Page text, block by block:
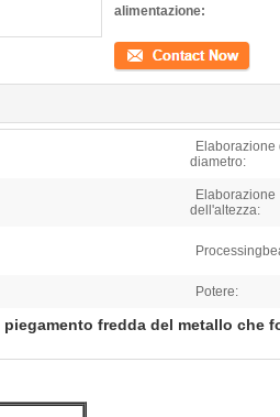
alimentazione:
Contatto
Elaborazione
diametro:
Elaborazione
dell'altezza:
Potere:
fredda del metallo che